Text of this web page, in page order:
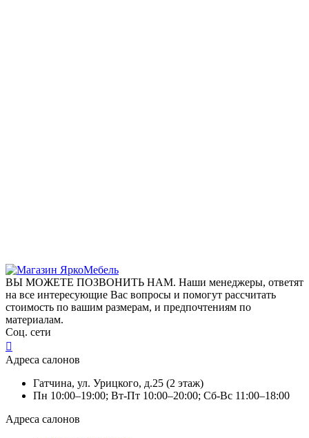
ВЫ МОЖЕТЕ ПОЗВОНИТЬ НАМ. Наши менеджеры, ответят
на все интересующие Вас вопросы и помогут рассчитать
стоимость по вашим размерам, и предпочтениям по
материалам.
Соц. сети
Адреса салонов
Гатчина, ул. Урицкого, д.25 (2 этаж)
Пн 10:00–19:00; Вт-Пт 10:00–20:00; Сб-Вс 11:00–18:00
Адреса салонов